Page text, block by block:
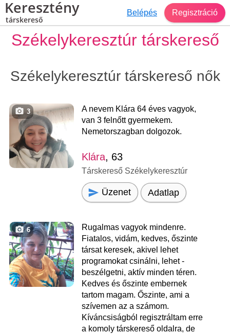
Keresztény
társkereső
Belépés Regisztráció
Székelykeresztúr társkereső
Székelykeresztúr társkereső nők
3
A nevem Klára 64 éves vagyok,
van 3 felnőtt gyermekem.
Nemetorszagban dolgozok.
Klára, 63
Társkereső Székelykeresztúr
Üzenet Adatlap
6
Rugalmas vagyok mindenre.
Fiatalos, vidám, kedves, őszinte
társat keresek, akivel lehet
programokat csinálni, lehet -
beszélgetni, aktív minden téren.
Kedves és őszinte embernek
tartom magam. Őszinte, ami a
szívemen az a számom.
Kíváncsiságból regisztráltam erre
a komoly társkereső oldalra, de